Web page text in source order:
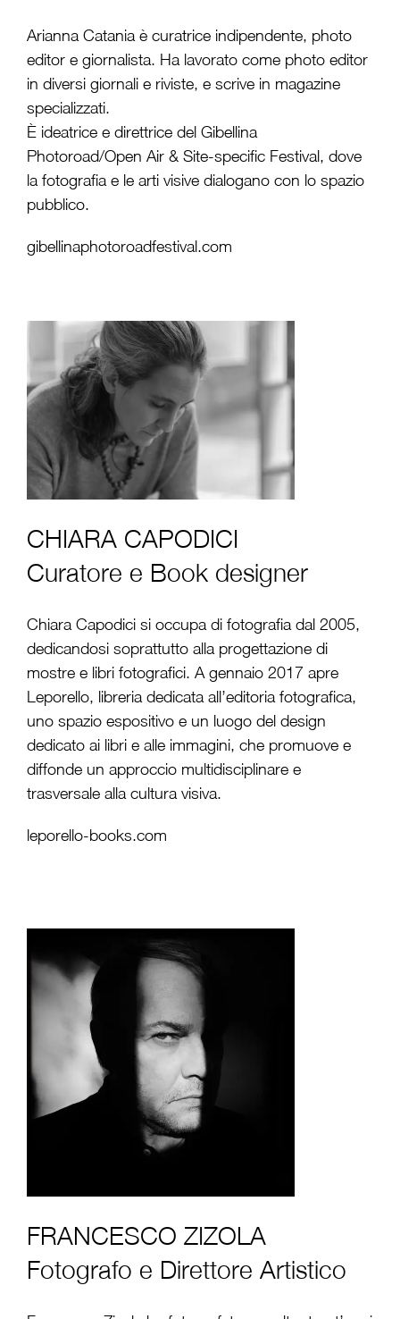
Arianna Catania è curatrice indipendente, photo
editor e giornalista. Ha lavorato come photo editor
in diversi giornali e riviste, e scrive in magazine
specializzati.
È ideatrice e direttrice del Gibellina
Photoroad/Open Air & Site-specific Festival, dove
la fotografia e le arti visive dialogano con lo spazio
pubblico.
gibellinaphotoroadfestival.com
CHIARA CAPODICI
Curatore e Book designer
Chiara Capodici si occupa di fotografia dal 2005,
dedicandosi soprattutto alla progettazione di
mostre e libri fotografici. A gennaio 2017 apre
Leporello, libreria dedicata all’editoria fotografica,
uno spazio espositivo e un luogo del design
dedicato ai libri e alle immagini, che promuove e
diffonde un approccio multidisciplinare e
trasversale alla cultura visiva.
leporello-books.com
FRANCESCO ZIZOLA
Fotografo e Direttore Artistico